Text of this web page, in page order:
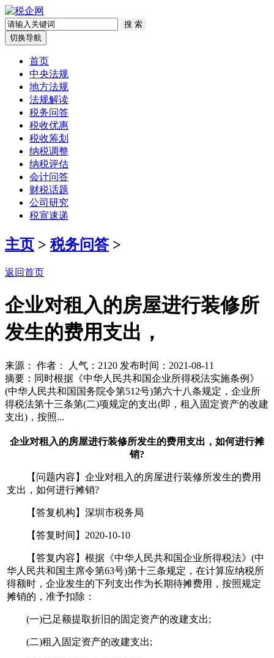
切换导航
首页
中央法规
地方法规
法规解读
税务问答
税收优惠
税收筹划
纳税调整
纳税评估
会计问答
财税话题
公司研究
税宣速递
主页 > 税务问答>
返回首页
企业对租入的房屋进行装修所
发生的费用支出，
来源： 作者： 人气： 2120 发布时间：2021-08-11
摘要：同时根据《中华人民共和国企业所得税法实施条例》
(中华人民共和国国务院令第512号)第六十八条规定，企业所
得税法第十三条第(二)项规定的支出(即，租入固定资产的改建
支出)，按照...
企业对租入的房屋进行装修所发生的费用支出，如何进行摊
销?
【问题内容】企业对租入的房屋进行装修所发生的费用
支出，如何进行摊销?
【答复机构】深圳市税务局
【答复时间】2020-10-10
【答复内容】根据《中华人民共和国企业所得税法》(中
华人民共和国主席令第63号)第十三条规定，在计算应纳税所
得额时，企业发生的下列支出作为长期待摊费用，按照规定
摊销的，准予扣除：
(一)已足额提取折旧的固定资产的改建支出;
(二)租入固定资产的改建支出;